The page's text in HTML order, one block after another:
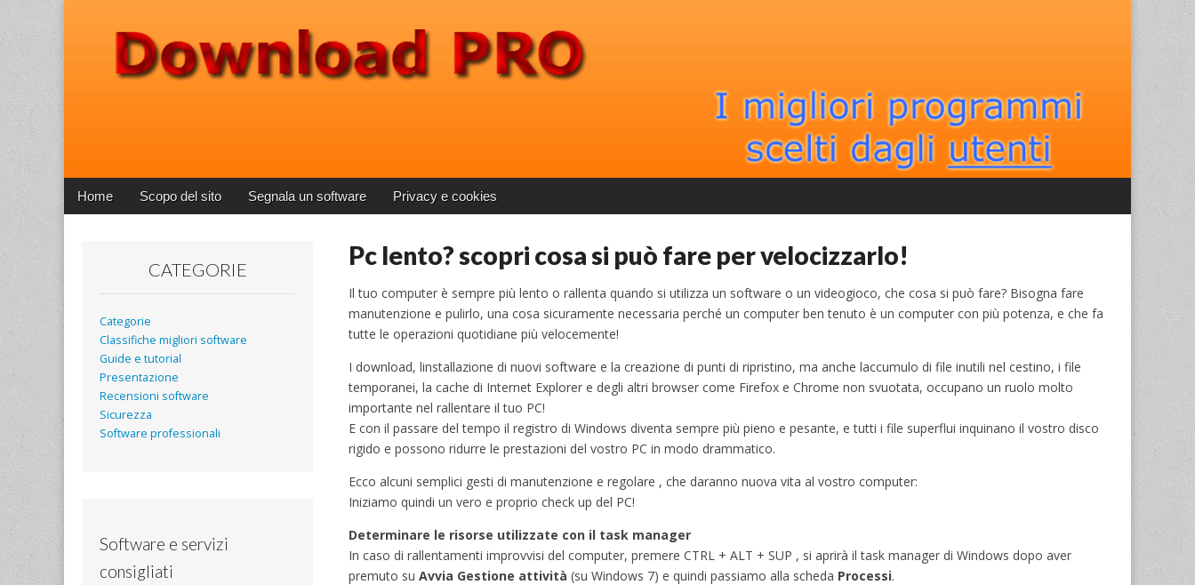
Download Pro
Main
Skip
Home Scopo del sito Segnala un software Privacy e cookies
Pc lento? scopri cosa si può fare per velocizzarlo!
Il tuo computer è sempre più lento o rallenta quando si utilizza un software o un videogioco, che cosa si può fare? Bisogna fare
manutenzione e pulirlo, una cosa sicuramente necessaria perché un computer ben tenuto è un computer con più potenza, e che fa
tutte le operazioni quotidiane più velocemente!
I download, linstallazione di nuovi software e la creazione di punti di ripristino, ma anche laccumulo di file inutili nel cestino, i file
temporanei, la cache di Internet Explorer e degli altri browser come Firefox e Chrome non svuotata, occupano un ruolo molto
importante nel rallentare il tuo PC!
E con il passare del tempo il registro di Windows diventa sempre più pieno e pesante, e tutti i file superflui inquinano il vostro disco
rigido e possono ridurre le prestazioni del vostro PC in modo drammatico.
Ecco alcuni semplici gesti di manutenzione e regolare , che daranno nuova vita al vostro computer:
Iniziamo quindi un vero e proprio check up del PC!
Determinare le risorse utilizzate con il task manager
In caso di rallentamenti improvvisi del computer, premere CTRL + ALT + SUP , si aprirà il task manager di Windows dopo aver
premuto su Avvia Gestione attività (su Windows 7) e quindi passiamo alla scheda Processi.
CATEGORIE
Categorie
Classifiche migliori software
Guide e tutorial
Presentazione
Recensioni software
Sicurezza
Software professionali
Software e servizi
consigliati